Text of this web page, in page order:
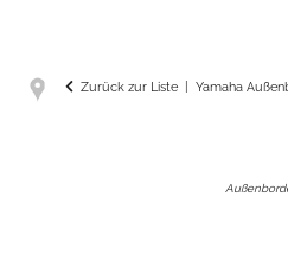
Zurück zur Liste Yamaha